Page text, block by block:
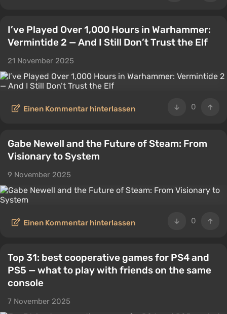
I’ve Played Over 1,000 Hours in Warhammer:
Vermintide 2 — And I Still Don’t Trust the Elf
21 November 2025
0
Einen Kommentar hinterlassen
Gabe Newell and the Future of Steam: From
Visionary to System
9 November 2025
0
Einen Kommentar hinterlassen
Top 31: best cooperative games for PS4 and
PS5 — what to play with friends on the same
console
7 November 2025